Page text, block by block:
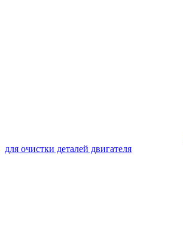
для очистки деталей двигателя